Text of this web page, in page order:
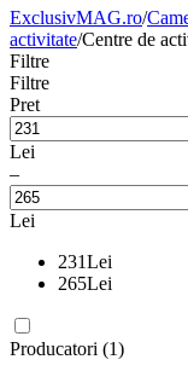
ExclusivMAG.ro/
activitate/Centre de
Filtre
Filtre
Pret
Lei
–
Lei
231Lei
265Lei
Producatori (1)